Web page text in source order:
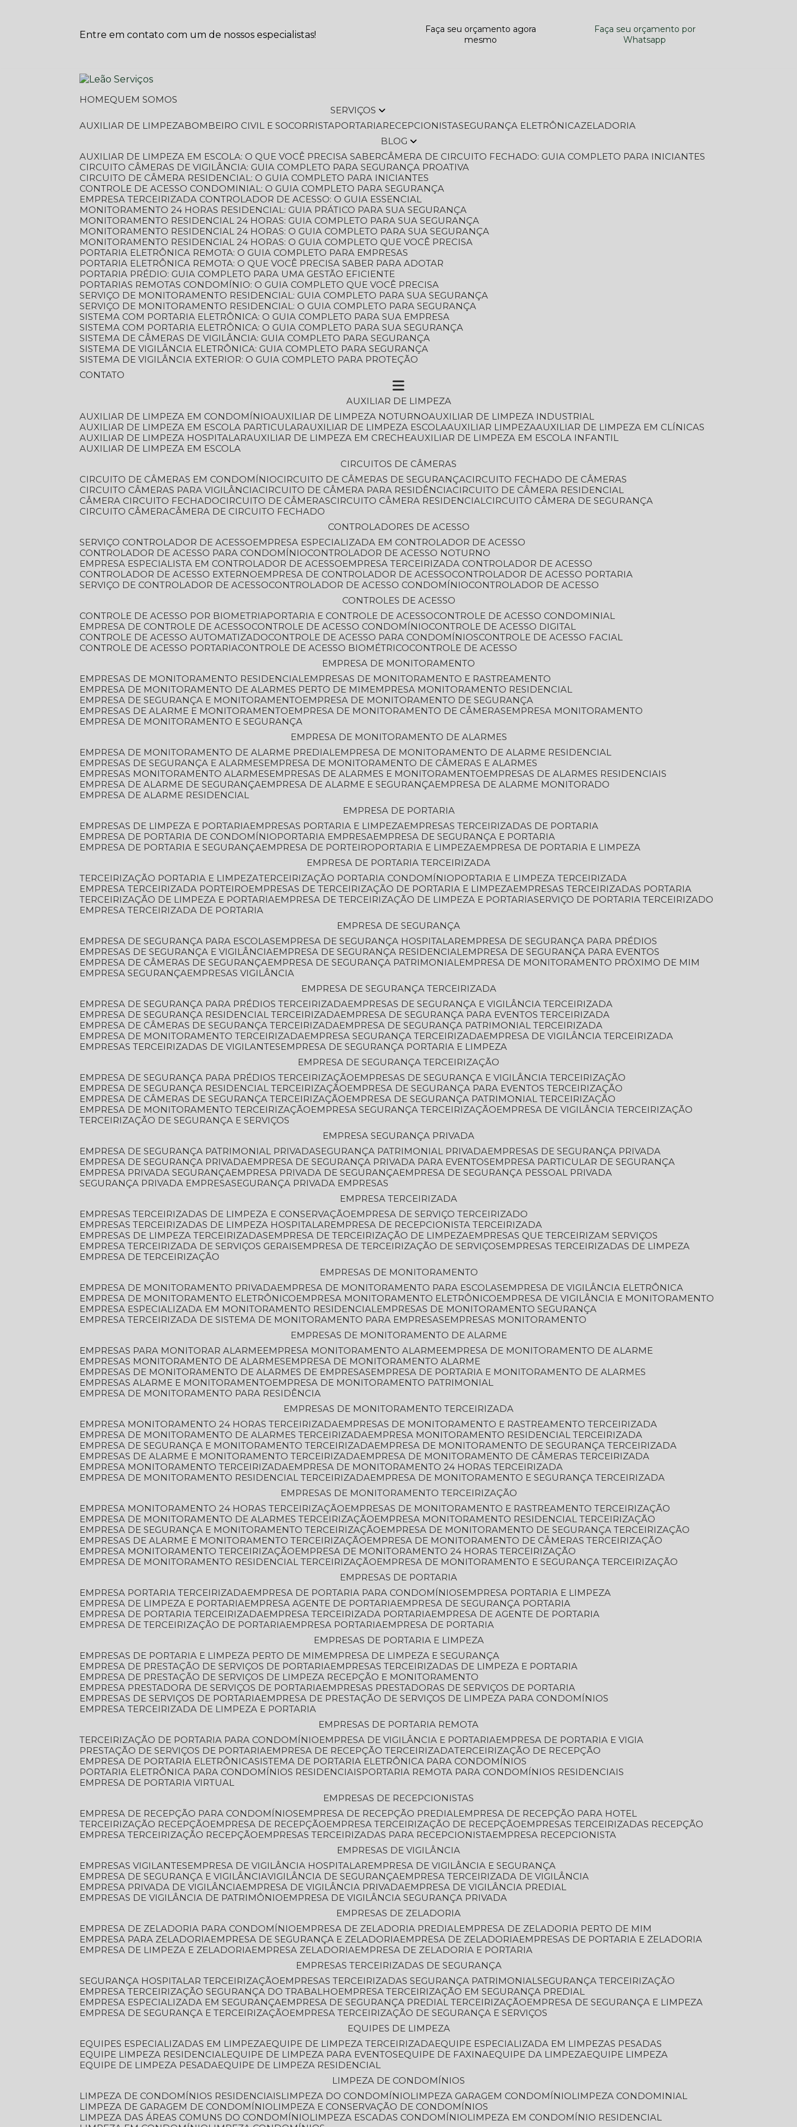
Entre em contato com um de nossos especialistas!
Faça seu orçamento agora
mesmo
Faça seu orçamento por
Whatsapp
HOME
QUEM SOMOS
SERVIÇOS
AUXILIAR DE LIMPEZA
BOMBEIRO CIVIL E SOCORRISTA PORTARIA RECEPCIONISTA SEGURANÇA ELETRÔNICA
ZELADORIA
BLOG
AUXILIAR DE LIMPEZA EM ESCOLA: O QUE VOCÊ PRECISA SABER
CÂMERA DE CIRCUITO FECHADO: GUIA COMPLETO PARA INICIANTES
CIRCUITO CÂMERAS DE VIGILÂNCIA: GUIA COMPLETO PARA SEGURANÇA PROATIVA
CIRCUITO DE CÂMERA RESIDENCIAL: O GUIA COMPLETO PARA INICIANTES
CONTROLE DE ACESSO CONDOMINIAL: O GUIA COMPLETO PARA SEGURANÇA
EMPRESA TERCEIRIZADA CONTROLADOR DE ACESSO: O GUIA ESSENCIAL
MONITORAMENTO 24 HORAS RESIDENCIAL: GUIA PRÁTICO PARA SUA SEGURANÇA
MONITORAMENTO RESIDENCIAL 24 HORAS: GUIA COMPLETO PARA SUA SEGURANÇA
MONITORAMENTO RESIDENCIAL 24 HORAS: O GUIA COMPLETO PARA SUA SEGURANÇA
MONITORAMENTO RESIDENCIAL 24 HORAS: O GUIA COMPLETO QUE VOCÊ PRECISA
PORTARIA ELETRÔNICA REMOTA: O GUIA COMPLETO PARA EMPRESAS
PORTARIA ELETRÔNICA REMOTA: O QUE VOCÊ PRECISA SABER PARA ADOTAR
PORTARIA PRÉDIO: GUIA COMPLETO PARA UMA GESTÃO EFICIENTE
PORTARIAS REMOTAS CONDOMÍNIO: O GUIA COMPLETO QUE VOCÊ PRECISA
SERVIÇO DE MONITORAMENTO RESIDENCIAL: GUIA COMPLETO PARA SUA SEGURANÇA
SERVIÇO DE MONITORAMENTO RESIDENCIAL: O GUIA COMPLETO PARA SEGURANÇA
SISTEMA COM PORTARIA ELETRÔNICA: O GUIA COMPLETO PARA SUA EMPRESA
SISTEMA COM PORTARIA ELETRÔNICA: O GUIA COMPLETO PARA SUA SEGURANÇA
SISTEMA DE CÂMERAS DE VIGILÂNCIA: GUIA COMPLETO PARA SEGURANÇA
SISTEMA DE VIGILÂNCIA ELETRÔNICA: GUIA COMPLETO PARA SEGURANÇA
SISTEMA DE VIGILÂNCIA EXTERIOR: O GUIA COMPLETO PARA PROTEÇÃO
CONTATO
AUXILIAR DE LIMPEZA
AUXILIAR DE LIMPEZA EM CONDOMÍNIO
AUXILIAR DE LIMPEZA NOTURNO
AUXILIAR DE LIMPEZA INDUSTRIAL
AUXILIAR DE LIMPEZA EM ESCOLA PARTICULAR
AUXILIAR DE LIMPEZA ESCOLA AUXILIAR LIMPEZA
AUXILIAR DE LIMPEZA EM CLÍNICAS
AUXILIAR DE LIMPEZA HOSPITALAR
AUXILIAR DE LIMPEZA EM CRECHE
AUXILIAR DE LIMPEZA EM ESCOLA INFANTIL
AUXILIAR DE LIMPEZA EM ESCOLA
CIRCUITOS DE CÂMERAS
CIRCUITO DE CÂMERAS EM CONDOMÍNIO
CIRCUITO DE CÂMERAS DE SEGURANÇA
CIRCUITO FECHADO DE CÂMERAS
CIRCUITO CÂMERAS PARA VIGILÂNCIA
CIRCUITO DE CÂMERA PARA RESIDÊNCIA
CIRCUITO DE CÂMERA RESIDENCIAL
CÂMERA CIRCUITO FECHADO
CIRCUITO DE CÂMERAS CIRCUITO CÂMERA RESIDENCIAL
CIRCUITO CÂMERA DE SEGURANÇA
CIRCUITO CÂMERA
CÂMERA DE CIRCUITO FECHADO
CONTROLADORES DE ACESSO
SERVIÇO CONTROLADOR DE ACESSO
EMPRESA ESPECIALIZADA EM CONTROLADOR DE ACESSO
CONTROLADOR DE ACESSO PARA CONDOMÍNIO
CONTROLADOR DE ACESSO NOTURNO
EMPRESA ESPECIALISTA EM CONTROLADOR DE ACESSO
EMPRESA TERCEIRIZADA CONTROLADOR DE ACESSO
CONTROLADOR DE ACESSO EXTERNO
EMPRESA DE CONTROLADOR DE ACESSO
CONTROLADOR DE ACESSO PORTARIA
SERVIÇO DE CONTROLADOR DE ACESSO
CONTROLADOR DE ACESSO CONDOMÍNIO
CONTROLADOR DE ACESSO
CONTROLES DE ACESSO
CONTROLE DE ACESSO POR BIOMETRIA
PORTARIA E CONTROLE DE ACESSO
CONTROLE DE ACESSO CONDOMINIAL
EMPRESA DE CONTROLE DE ACESSO
CONTROLE DE ACESSO CONDOMÍNIO
CONTROLE DE ACESSO DIGITAL
CONTROLE DE ACESSO AUTOMATIZADO
CONTROLE DE ACESSO PARA CONDOMÍNIOS
CONTROLE DE ACESSO FACIAL
CONTROLE DE ACESSO PORTARIA CONTROLE DE ACESSO BIOMÉTRICO
CONTROLE DE ACESSO
EMPRESA DE MONITORAMENTO
EMPRESAS DE MONITORAMENTO RESIDENCIAL
EMPRESAS DE MONITORAMENTO E RASTREAMENTO
EMPRESA DE MONITORAMENTO DE ALARMES PERTO DE MIM
EMPRESA MONITORAMENTO RESIDENCIAL
EMPRESA DE SEGURANÇA E MONITORAMENTO
EMPRESA DE MONITORAMENTO DE SEGURANÇA
EMPRESAS DE ALARME E MONITORAMENTO
EMPRESA DE MONITORAMENTO DE CÂMERAS
EMPRESA MONITORAMENTO
EMPRESA DE MONITORAMENTO E SEGURANÇA
EMPRESA DE MONITORAMENTO DE ALARMES
EMPRESA DE MONITORAMENTO DE ALARME PREDIAL
EMPRESA DE MONITORAMENTO DE ALARME RESIDENCIAL
EMPRESAS DE SEGURANÇA E ALARMES
EMPRESA DE MONITORAMENTO DE CÂMERAS E ALARMES
EMPRESAS MONITORAMENTO ALARMES
EMPRESAS DE ALARMES E MONITORAMENTO
EMPRESAS DE ALARMES RESIDENCIAIS
EMPRESA DE ALARME DE SEGURANÇA
EMPRESA DE ALARME E SEGURANÇA
EMPRESA DE ALARME MONITORADO
EMPRESA DE ALARME RESIDENCIAL
EMPRESA DE PORTARIA
EMPRESAS DE LIMPEZA E PORTARIA
EMPRESAS PORTARIA E LIMPEZA
EMPRESAS TERCEIRIZADAS DE PORTARIA
EMPRESA DE PORTARIA DE CONDOMÍNIO
PORTARIA EMPRESA
EMPRESA DE SEGURANÇA E PORTARIA
EMPRESA DE PORTARIA E SEGURANÇA
EMPRESA DE PORTEIRO PORTARIA E LIMPEZA
EMPRESA DE PORTARIA E LIMPEZA
EMPRESA DE PORTARIA TERCEIRIZADA
TERCEIRIZAÇÃO PORTARIA E LIMPEZA TERCEIRIZAÇÃO PORTARIA CONDOMÍNIO
PORTARIA E LIMPEZA TERCEIRIZADA
EMPRESA TERCEIRIZADA PORTEIRO
EMPRESAS DE TERCEIRIZAÇÃO DE PORTARIA E LIMPEZA
EMPRESAS TERCEIRIZADAS PORTARIA
TERCEIRIZAÇÃO DE LIMPEZA E PORTARIA
EMPRESA DE TERCEIRIZAÇÃO DE LIMPEZA E PORTARIA SERVIÇO DE PORTARIA TERCEIRIZADO
EMPRESA TERCEIRIZADA DE PORTARIA
EMPRESA DE SEGURANÇA
EMPRESA DE SEGURANÇA PARA ESCOLAS
EMPRESA DE SEGURANÇA HOSPITALAR
EMPRESA DE SEGURANÇA PARA PRÉDIOS
EMPRESAS DE SEGURANÇA E VIGILÂNCIA
EMPRESA DE SEGURANÇA RESIDENCIAL
EMPRESA DE SEGURANÇA PARA EVENTOS
EMPRESA DE CÂMERAS DE SEGURANÇA
EMPRESA DE SEGURANÇA PATRIMONIAL
EMPRESA DE MONITORAMENTO PRÓXIMO DE MIM
EMPRESA SEGURANÇA
EMPRESAS VIGILÂNCIA
EMPRESA DE SEGURANÇA TERCEIRIZADA
EMPRESA DE SEGURANÇA PARA PRÉDIOS TERCEIRIZADA
EMPRESAS DE SEGURANÇA E VIGILÂNCIA TERCEIRIZADA
EMPRESA DE SEGURANÇA RESIDENCIAL TERCEIRIZADA
EMPRESA DE SEGURANÇA PARA EVENTOS TERCEIRIZADA
EMPRESA DE CÂMERAS DE SEGURANÇA TERCEIRIZADA
EMPRESA DE SEGURANÇA PATRIMONIAL TERCEIRIZADA
EMPRESA DE MONITORAMENTO TERCEIRIZADA
EMPRESA SEGURANÇA TERCEIRIZADA
EMPRESA DE VIGILÂNCIA TERCEIRIZADA
EMPRESAS TERCEIRIZADAS DE VIGILANTES
EMPRESA DE SEGURANÇA PORTARIA E LIMPEZA
EMPRESA DE SEGURANÇA TERCEIRIZAÇÃO
EMPRESA DE SEGURANÇA PARA PRÉDIOS TERCEIRIZAÇÃO
EMPRESAS DE SEGURANÇA E VIGILÂNCIA TERCEIRIZAÇÃO
EMPRESA DE SEGURANÇA RESIDENCIAL TERCEIRIZAÇÃO
EMPRESA DE SEGURANÇA PARA EVENTOS TERCEIRIZAÇÃO
EMPRESA DE CÂMERAS DE SEGURANÇA TERCEIRIZAÇÃO
EMPRESA DE SEGURANÇA PATRIMONIAL TERCEIRIZAÇÃO
EMPRESA DE MONITORAMENTO TERCEIRIZAÇÃO
EMPRESA SEGURANÇA TERCEIRIZAÇÃO
EMPRESA DE VIGILÂNCIA TERCEIRIZAÇÃO
TERCEIRIZAÇÃO DE SEGURANÇA E SERVIÇOS
EMPRESA SEGURANÇA PRIVADA
EMPRESA DE SEGURANÇA PATRIMONIAL PRIVADA SEGURANÇA PATRIMONIAL PRIVADA
EMPRESAS DE SEGURANÇA PRIVADA
EMPRESA DE SEGURANÇA PRIVADA
EMPRESA DE SEGURANÇA PRIVADA PARA EVENTOS
EMPRESA PARTICULAR DE SEGURANÇA
EMPRESA PRIVADA SEGURANÇA
EMPRESA PRIVADA DE SEGURANÇA
EMPRESA DE SEGURANÇA PESSOAL PRIVADA
SEGURANÇA PRIVADA EMPRESA SEGURANÇA PRIVADA EMPRESAS
EMPRESA TERCEIRIZADA
EMPRESAS TERCEIRIZADAS DE LIMPEZA E CONSERVAÇÃO
EMPRESA DE SERVIÇO TERCEIRIZADO
EMPRESAS TERCEIRIZADAS DE LIMPEZA HOSPITALAR
EMPRESA DE RECEPCIONISTA TERCEIRIZADA
EMPRESAS DE LIMPEZA TERCEIRIZADAS
EMPRESA DE TERCEIRIZAÇÃO DE LIMPEZA
EMPRESAS QUE TERCEIRIZAM SERVIÇOS
EMPRESA TERCEIRIZADA DE SERVIÇOS GERAIS
EMPRESA DE TERCEIRIZAÇÃO DE SERVIÇOS
EMPRESAS TERCEIRIZADAS DE LIMPEZA
EMPRESA DE TERCEIRIZAÇÃO
EMPRESAS DE MONITORAMENTO
EMPRESA DE MONITORAMENTO PRIVADA
EMPRESA DE MONITORAMENTO PARA ESCOLAS
EMPRESA DE VIGILÂNCIA ELETRÔNICA
EMPRESA DE MONITORAMENTO ELETRÔNICO
EMPRESA MONITORAMENTO ELETRÔNICO
EMPRESA DE VIGILÂNCIA E MONITORAMENTO
EMPRESA ESPECIALIZADA EM MONITORAMENTO RESIDENCIAL
EMPRESAS DE MONITORAMENTO SEGURANÇA
EMPRESA TERCEIRIZADA DE SISTEMA DE MONITORAMENTO PARA EMPRESAS
EMPRESAS MONITORAMENTO
EMPRESAS DE MONITORAMENTO DE ALARME
EMPRESAS PARA MONITORAR ALARME
EMPRESA MONITORAMENTO ALARME
EMPRESA DE MONITORAMENTO DE ALARME
EMPRESAS MONITORAMENTO DE ALARMES
EMPRESA DE MONITORAMENTO ALARME
EMPRESAS DE MONITORAMENTO DE ALARMES DE EMPRESAS
EMPRESA DE PORTARIA E MONITORAMENTO DE ALARMES
EMPRESAS ALARME E MONITORAMENTO
EMPRESA DE MONITORAMENTO PATRIMONIAL
EMPRESA DE MONITORAMENTO PARA RESIDÊNCIA
EMPRESAS DE MONITORAMENTO TERCEIRIZADA
EMPRESA MONITORAMENTO 24 HORAS TERCEIRIZADA
EMPRESAS DE MONITORAMENTO E RASTREAMENTO TERCEIRIZADA
EMPRESA DE MONITORAMENTO DE ALARMES TERCEIRIZADA
EMPRESA MONITORAMENTO RESIDENCIAL TERCEIRIZADA
EMPRESA DE SEGURANÇA E MONITORAMENTO TERCEIRIZADA
EMPRESA DE MONITORAMENTO DE SEGURANÇA TERCEIRIZADA
EMPRESAS DE ALARME E MONITORAMENTO TERCEIRIZADA
EMPRESA DE MONITORAMENTO DE CÂMERAS TERCEIRIZADA
EMPRESA MONITORAMENTO TERCEIRIZADA
EMPRESA DE MONITORAMENTO 24 HORAS TERCEIRIZADA
EMPRESA DE MONITORAMENTO RESIDENCIAL TERCEIRIZADA
EMPRESA DE MONITORAMENTO E SEGURANÇA TERCEIRIZADA
EMPRESAS DE MONITORAMENTO TERCEIRIZAÇÃO
EMPRESA MONITORAMENTO 24 HORAS TERCEIRIZAÇÃO
EMPRESAS DE MONITORAMENTO E RASTREAMENTO TERCEIRIZAÇÃO
EMPRESA DE MONITORAMENTO DE ALARMES TERCEIRIZAÇÃO
EMPRESA MONITORAMENTO RESIDENCIAL TERCEIRIZAÇÃO
EMPRESA DE SEGURANÇA E MONITORAMENTO TERCEIRIZAÇÃO
EMPRESA DE MONITORAMENTO DE SEGURANÇA TERCEIRIZAÇÃO
EMPRESAS DE ALARME E MONITORAMENTO TERCEIRIZAÇÃO
EMPRESA DE MONITORAMENTO DE CÂMERAS TERCEIRIZAÇÃO
EMPRESA MONITORAMENTO TERCEIRIZAÇÃO
EMPRESA DE MONITORAMENTO 24 HORAS TERCEIRIZAÇÃO
EMPRESA DE MONITORAMENTO RESIDENCIAL TERCEIRIZAÇÃO
EMPRESA DE MONITORAMENTO E SEGURANÇA TERCEIRIZAÇÃO
EMPRESAS DE PORTARIA
EMPRESA PORTARIA TERCEIRIZADA
EMPRESA DE PORTARIA PARA CONDOMÍNIOS
EMPRESA PORTARIA E LIMPEZA
EMPRESA DE LIMPEZA E PORTARIA
EMPRESA AGENTE DE PORTARIA
EMPRESA DE SEGURANÇA PORTARIA
EMPRESA DE PORTARIA TERCEIRIZADA
EMPRESA TERCEIRIZADA PORTARIA
EMPRESA DE AGENTE DE PORTARIA
EMPRESA DE TERCEIRIZAÇÃO DE PORTARIA
EMPRESA PORTARIA
EMPRESA DE PORTARIA
EMPRESAS DE PORTARIA E LIMPEZA
EMPRESAS DE PORTARIA E LIMPEZA PERTO DE MIM
EMPRESA DE LIMPEZA E SEGURANÇA
EMPRESA DE PRESTAÇÃO DE SERVIÇOS DE PORTARIA
EMPRESAS TERCEIRIZADAS DE LIMPEZA E PORTARIA
EMPRESA DE PRESTAÇÃO DE SERVIÇOS DE LIMPEZA RECEPÇÃO E MONITORAMENTO
EMPRESA PRESTADORA DE SERVIÇOS DE PORTARIA
EMPRESAS PRESTADORAS DE SERVIÇOS DE PORTARIA
EMPRESAS DE SERVIÇOS DE PORTARIA
EMPRESA DE PRESTAÇÃO DE SERVIÇOS DE LIMPEZA PARA CONDOMÍNIOS
EMPRESA TERCEIRIZADA DE LIMPEZA E PORTARIA
EMPRESAS DE PORTARIA REMOTA
TERCEIRIZAÇÃO DE PORTARIA PARA CONDOMÍNIO
EMPRESA DE VIGILÂNCIA E PORTARIA
EMPRESA DE PORTARIA E VIGIA
PRESTAÇÃO DE SERVIÇOS DE PORTARIA
EMPRESA DE RECEPÇÃO TERCEIRIZADA TERCEIRIZAÇÃO DE RECEPÇÃO
EMPRESA DE PORTARIA ELETRÔNICA SISTEMA DE PORTARIA ELETRÔNICA PARA CONDOMÍNIOS
PORTARIA ELETRÔNICA PARA CONDOMÍNIOS RESIDENCIAIS
PORTARIA REMOTA PARA CONDOMÍNIOS RESIDENCIAIS
EMPRESA DE PORTARIA VIRTUAL
EMPRESAS DE RECEPCIONISTAS
EMPRESA DE RECEPÇÃO PARA CONDOMÍNIOS
EMPRESA DE RECEPÇÃO PREDIAL
EMPRESA DE RECEPÇÃO PARA HOTEL
TERCEIRIZAÇÃO RECEPÇÃO
EMPRESA DE RECEPÇÃO EMPRESA TERCEIRIZAÇÃO DE RECEPÇÃO
EMPRESAS TERCEIRIZADAS RECEPÇÃO
EMPRESA TERCEIRIZAÇÃO RECEPÇÃO
EMPRESAS TERCEIRIZADAS PARA RECEPCIONISTA
EMPRESA RECEPCIONISTA
EMPRESAS DE VIGILÂNCIA
EMPRESAS VIGILANTES
EMPRESA DE VIGILÂNCIA HOSPITALAR
EMPRESA DE VIGILÂNCIA E SEGURANÇA
EMPRESA DE SEGURANÇA E VIGILÂNCIA VIGILÂNCIA DE SEGURANÇA
EMPRESA TERCEIRIZADA DE VIGILÂNCIA
EMPRESA PRIVADA DE VIGILÂNCIA
EMPRESA DE VIGILÂNCIA PRIVADA
EMPRESA DE VIGILÂNCIA PREDIAL
EMPRESAS DE VIGILÂNCIA DE PATRIMÔNIO
EMPRESA DE VIGILÂNCIA SEGURANÇA PRIVADA
EMPRESAS DE ZELADORIA
EMPRESA DE ZELADORIA PARA CONDOMÍNIO
EMPRESA DE ZELADORIA PREDIAL
EMPRESA DE ZELADORIA PERTO DE MIM
EMPRESA PARA ZELADORIA
EMPRESA DE SEGURANÇA E ZELADORIA EMPRESA DE ZELADORIA
EMPRESAS DE PORTARIA E ZELADORIA
EMPRESA DE LIMPEZA E ZELADORIA
EMPRESA ZELADORIA
EMPRESA DE ZELADORIA E PORTARIA
EMPRESAS TERCEIRIZADAS DE SEGURANÇA
SEGURANÇA HOSPITALAR TERCEIRIZAÇÃO
EMPRESAS TERCEIRIZADAS SEGURANÇA PATRIMONIAL SEGURANÇA TERCEIRIZAÇÃO
EMPRESA TERCEIRIZAÇÃO SEGURANÇA DO TRABALHO
EMPRESA TERCEIRIZAÇÃO EM SEGURANÇA PREDIAL
EMPRESA ESPECIALIZADA EM SEGURANÇA
EMPRESA DE SEGURANÇA PREDIAL TERCEIRIZAÇÃO
EMPRESA DE SEGURANÇA E LIMPEZA
EMPRESA DE SEGURANÇA E TERCEIRIZAÇÃO
EMPRESA TERCEIRIZAÇÃO DE SEGURANÇA E SERVIÇOS
EQUIPES DE LIMPEZA
EQUIPES ESPECIALIZADAS EM LIMPEZA EQUIPE DE LIMPEZA TERCEIRIZADA EQUIPE ESPECIALIZADA EM LIMPEZAS PESADAS
EQUIPE LIMPEZA RESIDENCIAL EQUIPE DE LIMPEZA PARA EVENTOS EQUIPE DE FAXINA EQUIPE DA LIMPEZA EQUIPE LIMPEZA
EQUIPE DE LIMPEZA PESADA EQUIPE DE LIMPEZA RESIDENCIAL
LIMPEZA DE CONDOMÍNIOS
LIMPEZA DE CONDOMÍNIOS RESIDENCIAIS
LIMPEZA DO CONDOMÍNIO LIMPEZA GARAGEM CONDOMÍNIO
LIMPEZA CONDOMINIAL
LIMPEZA DE GARAGEM DE CONDOMÍNIO
LIMPEZA E CONSERVAÇÃO DE CONDOMÍNIOS
LIMPEZA DAS ÁREAS COMUNS DO CONDOMÍNIO
LIMPEZA ESCADAS CONDOMÍNIO
LIMPEZA EM CONDOMÍNIO RESIDENCIAL